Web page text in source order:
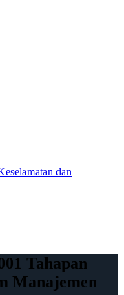
dan
Tahapan
Manajemen